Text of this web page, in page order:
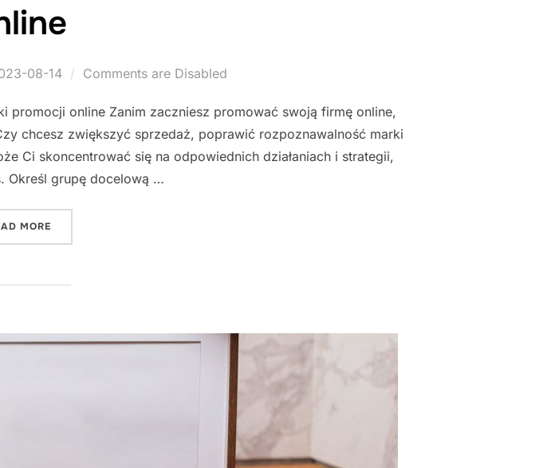
08-14 Comments are Disabled
promocji online Zanim zaczniesz promować swoją firmę online,
chcesz zwiększyć sprzedaż, poprawić rozpoznawalność marki
Ci skoncentrować się na odpowiednich działaniach i strategii,
Określ grupę docelową …
MORE